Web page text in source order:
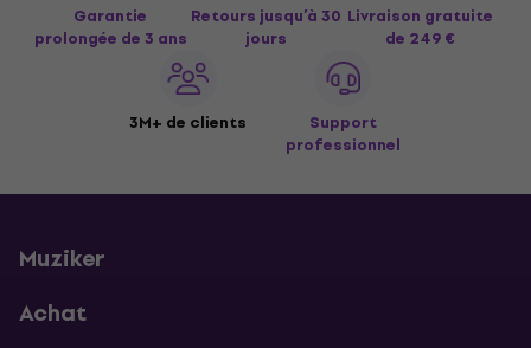
Garantie
prolongée de 3 ans
Retours jusqu’à 30
jours
Livraison gratuite
de 249 €
3M+ de clients
Support
professionnel
Muziker
Achat